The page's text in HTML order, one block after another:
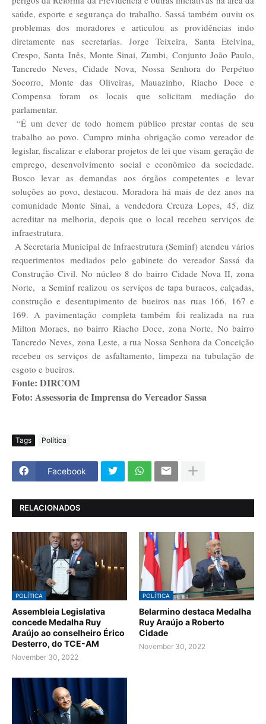
saúde, esporte e segurança do trabalho. Sassá também ouviu os
problemas dos moradores e articulou as providências indo
diretamente nas secretarias. Jorge Teixeira, Santa Etelvina,
Crespo, Santa Inês, Monte Sinai, Zumbi, Conjunto João Paulo,
Tancredo Neves, Cidade Nova, Nossa Senhora do Perpétuo
Socorro, Monte das Oliveiras, Mauazinho, Riacho Doce e
Compensa foram os locais que solicitam mediação do
parlamentar.
“É um dever de todo homem público prestar contas de seu
trabalho ao povo. Cumpro minha obrigação como vereador de
legislar, fiscalizar e elaborar projetos de lei que visam geração de
emprego, desenvolvimento social e econômico da sociedade.
Busco levar as demandas aos órgãos competentes e levar
soluções ao povo, destacou. Moradora há mais de dez anos na
comunidade Monte Sinai, a vendedora Creuza Lopes, 45, diz
acreditar na melhoria, depois que o local recebeu serviços de
infraestrutura.
A Secretaria Municipal de Infraestrutura (Seminf) atendeu vários
requerimentos mediados pelo gabinete do vereador Sassá da
Construção Civil. No núcleo 8 do bairro Cidade Nova II, zona
Norte, a Seminf realizou os serviços de tapa buracos, calçadas,
construção e desentupimento de bueiros nas ruas 166, 167 e
169. A pavimentação completa também foi realizada na rua
Milton Moraes, no bairro Riacho Doce, zona Norte. No bairro
Tancredo Neves, zona Leste, a rua Nossa Senhora da Conceição
recebeu os serviços de asfaltamento, limpeza na tubulação de
esgoto e bueiros.
Fonte: DIRCOM
Foto: Assessoria de Imprensa do Vereador Sassa
Tags Política
Facebook
RELACIONADOS
POLÍTICA
Assembleia Legislativa
concede Medalha Ruy
Araújo ao conselheiro Érico
Desterro, do TCE-AM
November 30, 2022
POLÍTICA
Belarmino destaca Medalha
Ruy Araújo a Roberto
Cidade
November 30, 2022